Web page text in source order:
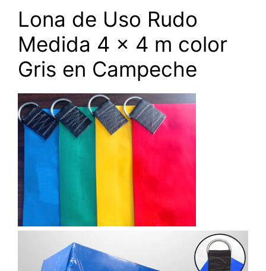
Lona de Uso Rudo
Medida 4 x 4 m color
Gris en Campeche